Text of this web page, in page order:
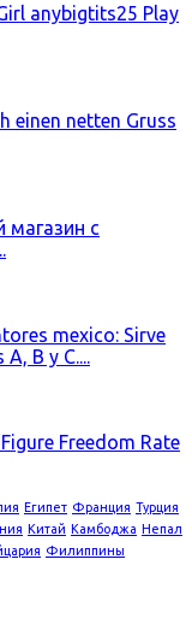
anybigtits25 Play
einen netten Gruss
с
mexico: Sirve
B y C....
Freedom Rate
Египет Франция Турция
Китай Камбоджа Непал
Филиппины